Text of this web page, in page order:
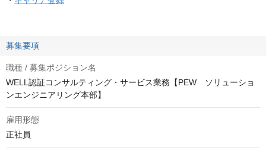
募集要項
職種 / 募集ポジション名
WELL認証コンサルティング・サービス業務【PEW ソリューショ
ンエンジニアリング本部】
雇用形態
正社員